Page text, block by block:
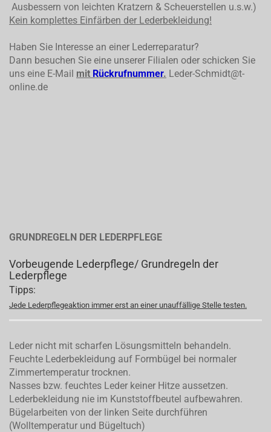
Ausbessern von leichten Kratzern & Scheuerstellen u.s.w.)
Kein komplettes Einfärben der Lederbekleidung!
Haben Sie Interesse an einer Lederreparatur?
Dann besuchen Sie eine unserer Filialen oder schicken Sie
uns eine E-Mail mit Rückrufnummer. Leder-Schmidt@t-
online.de
GRUNDREGELN DER LEDERPFLEGE
Vorbeugende Lederpflege/ Grundregeln der
Lederpflege
Tipps:
Jede Lederpflegeaktion immer erst an einer unauffällige Stelle testen.
Leder nicht mit scharfen Lösungsmitteln behandeln.
Feuchte Lederbekleidung auf Formbügel bei normaler
Zimmertemperatur trocknen.
Nasses bzw. feuchtes Leder keiner Hitze aussetzen.
Lederbekleidung nie im Kunststoffbeutel aufbewahren.
Bügelarbeiten von der linken Seite durchführen
(Wolltemperatur und Bügeltuch)